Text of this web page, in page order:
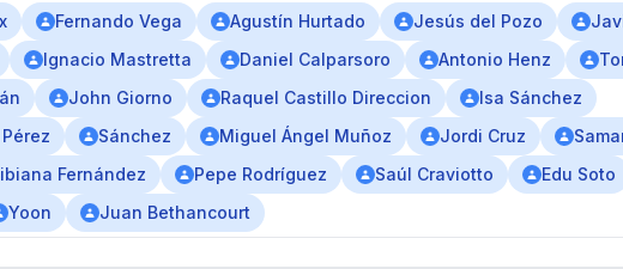
Fernando Vega Agustín Hurtado Jesús del Pozo
Ignacio Mastretta Daniel Calparsoro Antonio Henz
John Giorno Raquel Castillo Direccion
Isa Sánchez
Sánchez Miguel Ángel Muñoz Jordi Cruz
Fernández Pepe Rodríguez Saúl Craviotto Edu Soto
Yoon Juan Bethancourt